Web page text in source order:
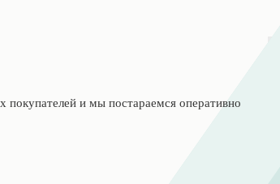
покупателей и мы постараемся оперативно